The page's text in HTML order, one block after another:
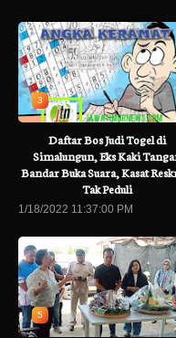
3
Daftar Bos Judi Togel di
Simalungun, Eks Kaki
Bandar Buka Suara, Kasat
Tak Peduli
1/18/2022 11:37:00 PM
5